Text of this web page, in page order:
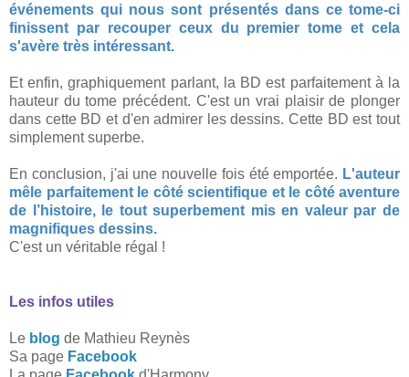
événements qui nous sont présentés dans ce tome-ci
finissent par recouper ceux du premier tome et cela
s'avère très intéressant.
Et enfin, graphiquement parlant, la BD est parfaitement à la
hauteur du tome précédent. C'est un vrai plaisir de plonger
dans cette BD et d'en admirer les dessins. Cette BD est tout
simplement superbe.
En conclusion, j'ai une nouvelle fois été emportée. L'auteur
mêle parfaitement le côté scientifique et le côté aventure
de l’histoire, le tout superbement mis en valeur par de
magnifiques dessins.
C'est un véritable régal !
Les infos utiles
Le blog de Mathieu Reynès
Sa page Facebook